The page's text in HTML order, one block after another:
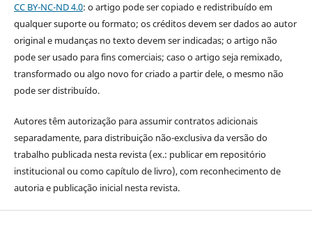
CC BY-NC-ND 4.0: o artigo pode ser copiado e redistribuído em
qualquer suporte ou formato; os créditos devem ser dados ao autor
original e mudanças no texto devem ser indicadas; o artigo não
pode ser usado para fins comerciais; caso o artigo seja remixado,
transformado ou algo novo for criado a partir dele, o mesmo não
pode ser distribuído.
Autores têm autorização para assumir contratos adicionais
separadamente, para distribuição não-exclusiva da versão do
trabalho publicada nesta revista (ex.: publicar em repositório
institucional ou como capítulo de livro), com reconhecimento de
autoria e publicação inicial nesta revista.